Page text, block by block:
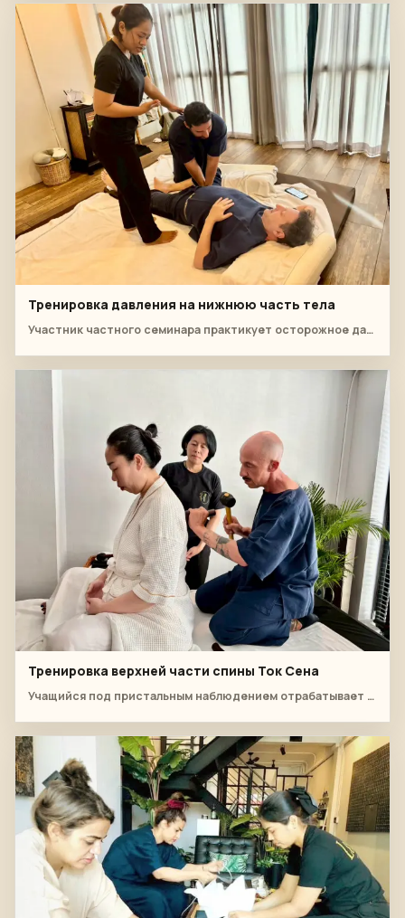
Тренировка давления на нижнюю часть тела
Участник частного семинара практикует осторожное давление на голени под пристальным наблюдением инструктора.
Тренировка верхней части спины Ток Сена
Учащийся под пристальным наблюдением отрабатывает ритм деревянного молоточка вдоль линии верхней части спины сидя.